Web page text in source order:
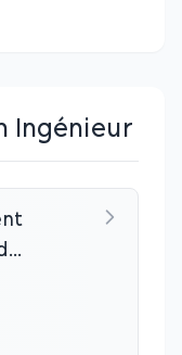
Ingénieur